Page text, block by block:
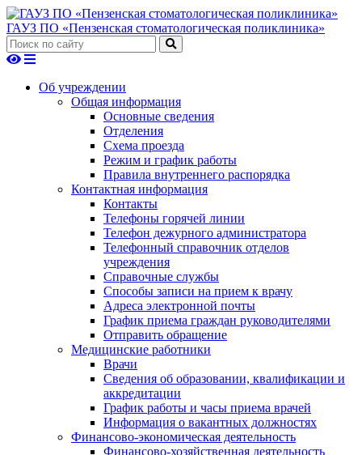
ГАУЗ ПО «Пензенская стоматологическая поликлиника»
Об учреждении
Общая информация
Основные сведения
Отделения
Схема проезда
Режим и график работы
Правила внутреннего распорядка
Контактная информация
Контакты
Телефоны горячей линии
Телефон дежурного администратора
Телефонный справочник отделов
учреждения
Справочные службы
Способы записи на прием к врачу
Адреса электронной почты
График приема граждан руководителями
Отправить обращение
Медицинские работники
Врачи
Сведения об образовании, квалификации и
аккредитации
График работы и часы приема врачей
Информация о вакантных должностях
Финансово-экономическая деятельность
Финансово-хозяйственная деятельность